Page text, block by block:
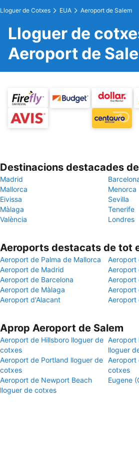
Lloguer de Cotxes EUA Aeroport de Salem
Lloguer de
Aeroport de
Destinacions destacades
Madrid
Mallorca
Menorca
Eivissa
Sevilla
Màlaga
Tenerife
València
Londres
Aeroports destacats de tot
Aeroport de Palma de Mallorca
Aeroport
Aeroport de Madrid
Aeroport
Aeroport de Barcelona
Aeroport
Aeroport de Màlaga
Aeroport
Aeroport d'Alacant
Aeroport
Aprop Aeroport de Salem
Aeroport de Hillsboro lloguer de
cotxes
Aeroport
lloguer
Aeroport de Portland lloguer de
cotxes
Aeroport
cotxes
Aeroport de Newport Beach
lloguer de cotxes
Eugene